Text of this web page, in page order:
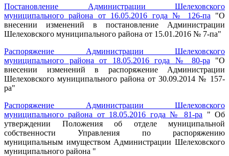
Постановление Администрации Шелеховского
муниципального района от 16.05.2016 года № 126-па "О
внесении изменений в постановление Администрации
Шелеховского муниципального района от 15.01.2016 № 7-па"
Распоряжение Администрации Шелеховского
муниципального района от 18.05.2016 года № 80-ра "О
внесении изменений в распоряжение Администрации
Шелеховского муниципального района от 30.09.2014 № 157-
ра"
Распоряжение Администрации Шелеховского
муниципального района от 18.05.2016 года № 81-ра " Об
утверждении Положения об отделе муниципальной
собственности Управления по распоряжению
муниципальным имуществом Администрации Шелеховского
муниципального района "